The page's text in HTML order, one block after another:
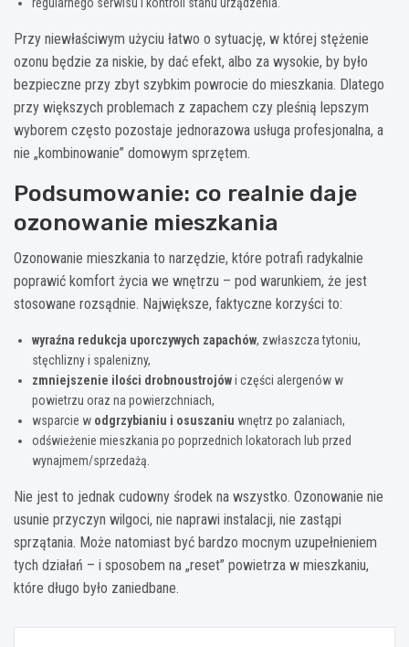
Przy niewłaściwym użyciu łatwo o sytuację, w której stężenie
ozonu będzie za niskie, by dać efekt, albo za wysokie, by było
bezpieczne przy zbyt szybkim powrocie do mieszkania. Dlatego
przy większych problemach z zapachem czy pleśnią lepszym
wyborem często pozostaje jednorazowa usługa profesjonalna, a
nie „kombinowanie” domowym sprzętem.
Podsumowanie: co realnie daje
ozonowanie mieszkania
Ozonowanie mieszkania to narzędzie, które potrafi radykalnie
poprawić komfort życia we wnętrzu – pod warunkiem, że jest
stosowane rozsądnie. Największe, faktyczne korzyści to:
wyraźna redukcja uporczywych zapachów, zwłaszcza tytoniu,
stęchlizny i spalenizny,
zmniejszenie ilości drobnoustrojówi części alergenów w
powietrzu oraz na powierzchniach,
wsparcie w odgrzybianiu i osuszaniu wnętrz po zalaniach,
odświeżenie mieszkania po poprzednich lokatorach lub przed
wynajmem/sprzedażą.
Nie jest to jednak cudowny środek na wszystko. Ozonowanie nie
usunie przyczyn wilgoci, nie naprawi instalacji, nie zastąpi
sprzątania. Może natomiast być bardzo mocnym uzupełnieniem
tych działań – i sposobem na „reset” powietrza w mieszkaniu,
które długo było zaniedbane.